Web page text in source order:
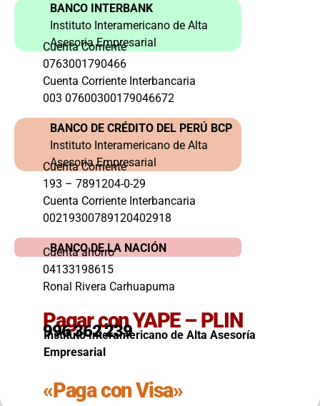
BANCO INTERBANK
Instituto Interamericano de Alta
Asesoria Empresarial
Cuenta Corriente
0763001790466
Cuenta Corriente Interbancaria
003 07600300179046672
BANCO DE CRÉDITO DEL PERÚ BCP
Instituto Interamericano de Alta
Asesoria Empresarial
Cuenta Corriente
193 – 7891204-0-29
Cuenta Corriente Interbancaria
00219300789120402918
BANCO DE LA NACIÓN
Cuenta ahorro
04133198615
Ronal Rivera Carhuapuma
Pagar con YAPE – PLIN
996 362 239
Instituto Interamericano de Alta Asesoría
Empresarial
«Paga con Visa»